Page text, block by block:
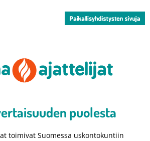
puolesta​
toimivat Suomessa uskontokuntiin